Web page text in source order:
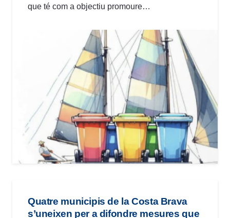
que té com a objectiu promoure…
Quatre municipis de la Costa Brava
s’uneixen per a difondre mesures que